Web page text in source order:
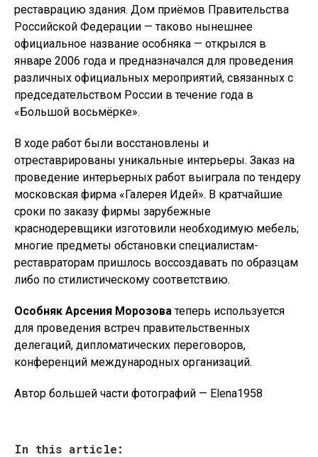
реставрацию здания. Дом приёмов Правительства
Российской Федерации — таково нынешнее
официальное название особняка — открылся в
январе 2006 года и предназначался для проведения
различных официальных мероприятий, связанных с
председательством России в течение года в
«Большой восьмёрке».
В ходе работ были восстановлены и
отреставрированы уникальные интерьеры. Заказ на
проведение интерьерных работ выиграла по тендеру
московская фирма «Галерея Идей». В кратчайшие
сроки по заказу фирмы зарубежные
краснодеревщики изготовили необходимую мебель;
многие предметы обстановки специалистам-
реставраторам пришлось воссоздавать по образцам
либо по стилистическому соответствию.
Особняк Арсения Морозоватеперь используется
для проведения встреч правительственных
делегаций, дипломатических переговоров,
конференций международных организаций.
Автор большей части фотографий — Elena1958
In this article: